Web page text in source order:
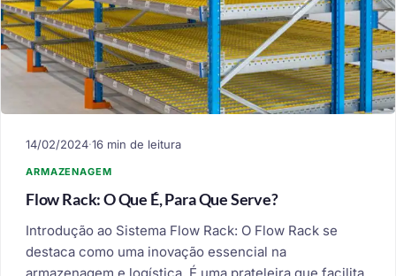
14/02/2024·16 min de leitura
ARMAZENAGEM
Flow Rack: O Que É, Para Que Serve?
Introdução ao Sistema Flow Rack: O Flow Rack se
destaca como uma inovação essencial na